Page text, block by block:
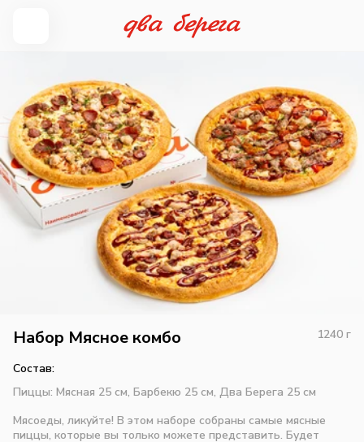
Набор Мясное комбо 1240 г
Состав:
Пиццы: Мясная 25 см, Барбекю 25 см, Два Берега 25 см
Мясоеды, ликуйте! В этом наборе собраны самые мясные
пиццы, которые вы только можете представить. Будет